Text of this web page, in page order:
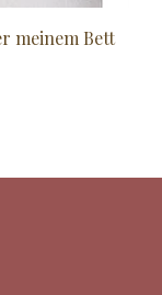
meinem Bett